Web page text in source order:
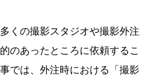
くの撮影スタジオや撮影外注
のあったところに依頼するこ
では、外注時における「撮影